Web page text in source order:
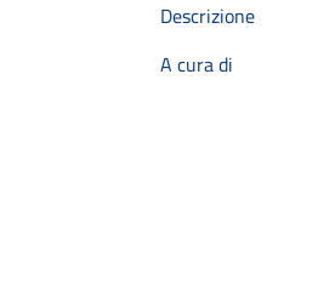
Descrizione
A cura di